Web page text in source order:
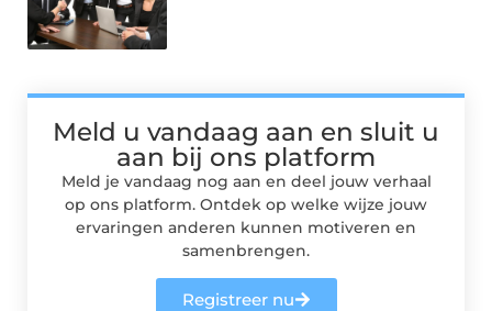
Meld u vandaag aan en sluit u
aan bij ons platform
Meld je vandaag nog aan en deel jouw verhaal
op ons platform. Ontdek op welke wijze jouw
ervaringen anderen kunnen motiveren en
samenbrengen.
Registreer nu